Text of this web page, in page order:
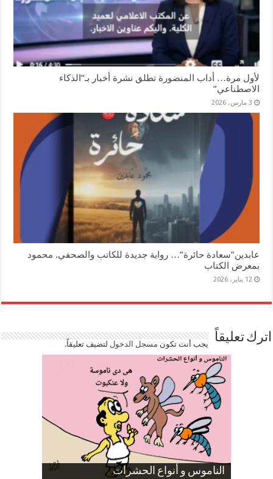
لأول مرة… أداب المنضورة تطلق نشرة أخبار بـ”الذكاء
الاصطناعي”
3 مارس، 2026
عابدين”سعادة حائرة”… رواية جديدة للكاتب والصحفي. محمود
بمعرض الكتاب
12 يناير، 2026
اترك تعليقاً يجب أنت تكون مسجل الدخوللتضيف تعليقاً.
الناموس و أنواع الحشرات
الموظفين بعد ارتفاع الأسعار
ارتفاع نسبة الطلاق في مصر
صورة كاركاتيرية
صورة كاركاتيرية